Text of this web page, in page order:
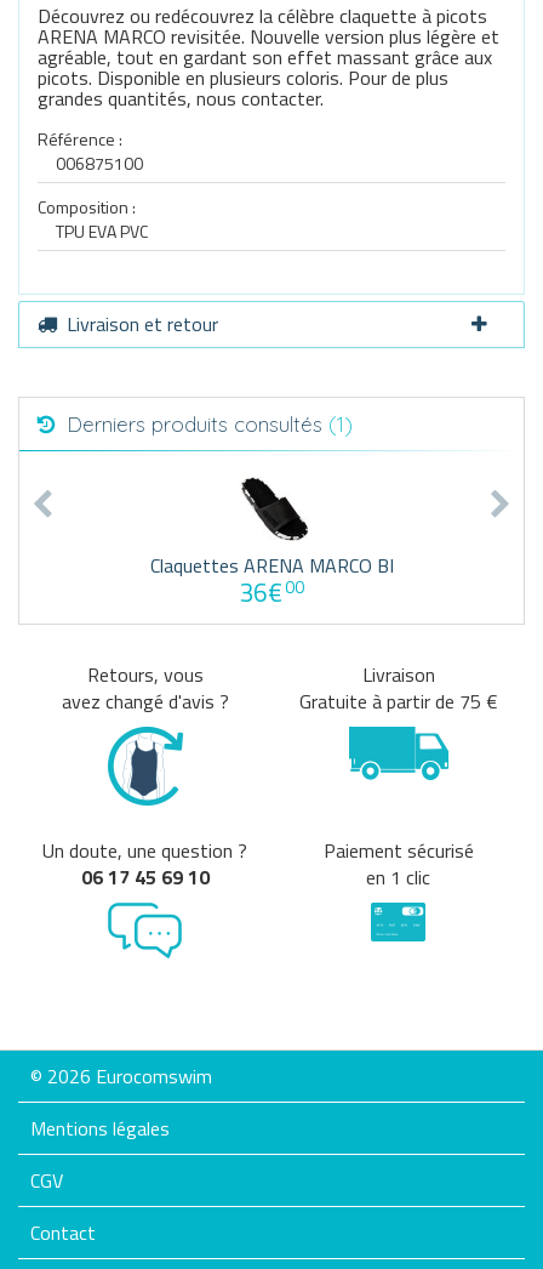
Découvrez ou redécouvrez la célèbre claquette à picots
ARENA MARCO revisitée. Nouvelle version plus légère et
agréable, tout en gardant son effet massant grâce aux
picots. Disponible en plusieurs coloris. Pour de plus
grandes quantités, nous contacter.
Référence :
006875100
Composition :
TPU EVA PVC
Livraison et retour
Derniers produits consultés (1)
Claquettes ARENA MARCO BI
36€00
Retours, vous
avez changé d'avis ?
Livraison
Gratuite à partir de 75 €
Un doute, une question ?
06 17 45 69 10
Paiement sécurisé
en 1 clic
© 2026 Eurocomswim
Mentions légales
CGV
Contact